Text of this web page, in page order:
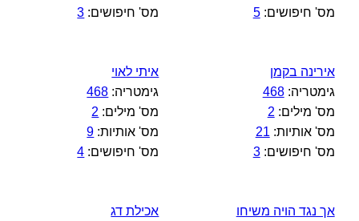
מס' חיפושים:5
מס' חיפושים: 3
אירינה בקמן
גימטריה:468
מס' מילים: 2
מס' אותיות: 21
מס' חיפושים:3
איתי לאוי
גימטריה: 468
מס' מילים: 2
מס' אותיות: 9
מס' חיפושים: 4
אך נגד הויה משיחו
אכילת דג